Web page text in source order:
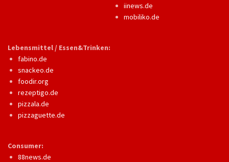
iinews.de
mobiliko.de
Lebensmittel / Essen&Trinken:
fabino.de
snackeo.de
foodir.org
rezeptigo.de
pizzala.de
pizzaguette.de
Consumer:
88news.de